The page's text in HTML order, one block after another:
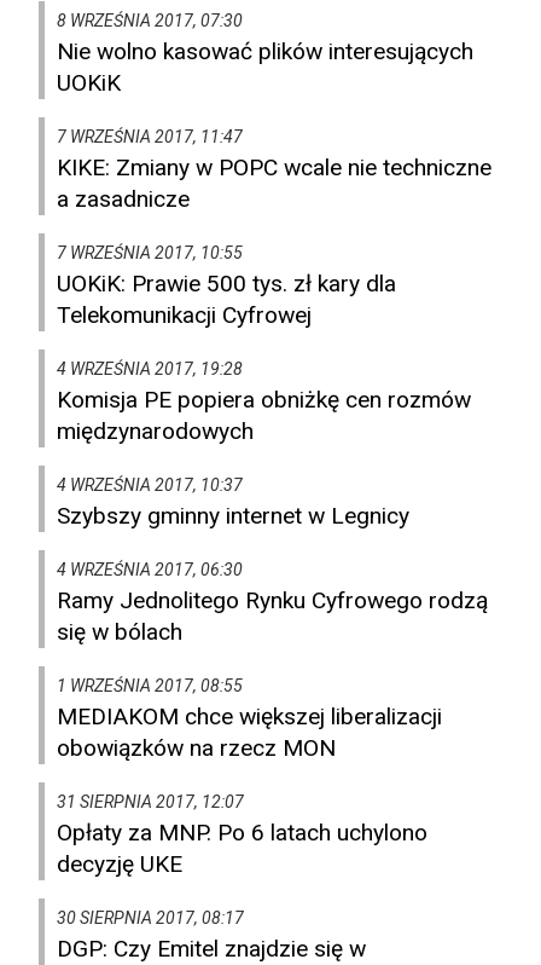
8 WRZEŚNIA 2017, 07:30
Nie wolno kasować plików interesujących
UOKiK
7 WRZEŚNIA 2017, 11:47
KIKE: Zmiany w POPC wcale nie techniczne
a zasadnicze
7 WRZEŚNIA 2017, 10:55
UOKiK: Prawie 500 tys. zł kary dla
Telekomunikacji Cyfrowej
4 WRZEŚNIA 2017, 19:28
Komisja PE popiera obniżkę cen rozmów
międzynarodowych
4 WRZEŚNIA 2017, 10:37
Szybszy gminny internet w Legnicy
4 WRZEŚNIA 2017, 06:30
Ramy Jednolitego Rynku Cyfrowego rodzą
się w bólach
1 WRZEŚNIA 2017, 08:55
MEDIAKOM chce większej liberalizacji
obowiązków na rzecz MON
31 SIERPNIA 2017, 12:07
Opłaty za MNP. Po 6 latach uchylono
decyzję UKE
30 SIERPNIA 2017, 08:17
DGP: Czy Emitel znajdzie się w